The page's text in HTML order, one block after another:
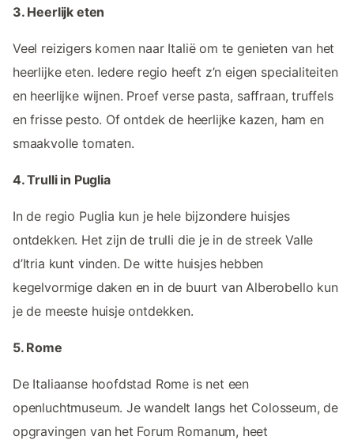
3. Heerlijk eten
Veel reizigers komen naar Italië om te genieten van het
heerlijke eten. Iedere regio heeft z’n eigen specialiteiten
en heerlijke wijnen. Proef verse pasta, saffraan, truffels
en frisse pesto. Of ontdek de heerlijke kazen, ham en
smaakvolle tomaten.
4. Trulli in Puglia
In de regio Puglia kun je hele bijzondere huisjes
ontdekken. Het zijn de trulli die je in de streek Valle
d’Itria kunt vinden. De witte huisjes hebben
kegelvormige daken en in de buurt van Alberobello kun
je de meeste huisje ontdekken.
5. Rome
De Italiaanse hoofdstad Rome is net een
openluchtmuseum. Je wandelt langs het Colosseum, de
opgravingen van het Forum Romanum, heet